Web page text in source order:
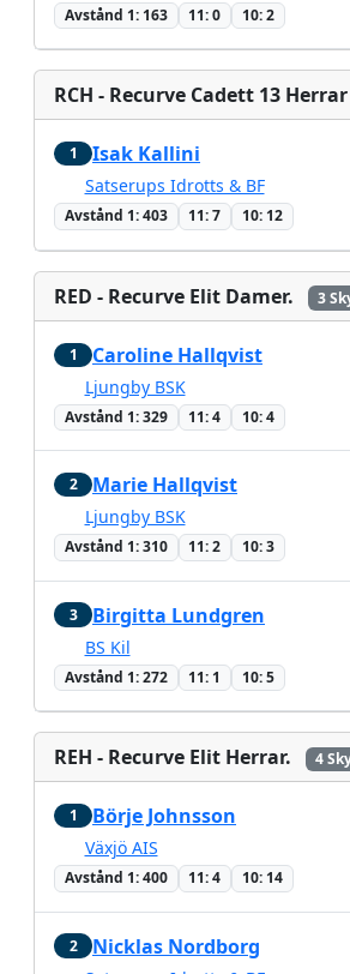
Avstånd 1: 163 11: 0 10: 2
RCH - Recurve Cadett 13 Herrar
1 Isak Kallini
Satserups Idrotts & BF
Avstånd 1: 403 11: 7 10: 12
RED - Recurve Elit Damer. 3
1 Caroline Hallqvist
Ljungby BSK
Avstånd 1: 329 11: 4 10: 4
2 Marie Hallqvist
Ljungby BSK
Avstånd 1: 310 11: 2 10: 3
3 Birgitta Lundgren
BS Kil
Avstånd 1: 272 11: 1 10: 5
REH - Recurve Elit Herrar. 4
1 Börje Johnsson
Växjö AIS
Avstånd 1: 400 11: 4 10: 14
2 Nicklas Nordborg